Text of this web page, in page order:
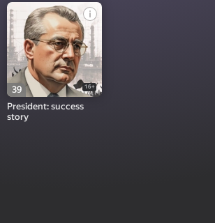
39 16+
President: success
story